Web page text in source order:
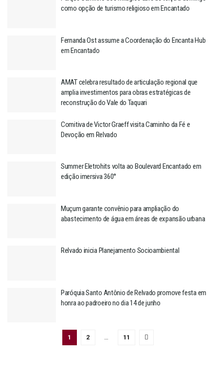
como opção de turismo religioso em Encantado
Fernanda Ost assume a Coordenação do Encanta Hub
em Encantado
AMAT celebra resultado de articulação regional que
amplia investimentos para obras estratégicas de
reconstrução do Vale do Taquari
Comitiva de Victor Graeff visita Caminho da Fé e
Devoção em Relvado
Summer Eletrohits volta ao Boulevard Encantado em
edição imersiva 360°
Muçum garante convênio para ampliação do
abastecimento de água em áreas de expansão urbana
Relvado inicia Planejamento Socioambiental
Paróquia Santo Antônio de Relvado promove festa em
honra ao padroeiro no dia 14 de junho
1 2 … 11